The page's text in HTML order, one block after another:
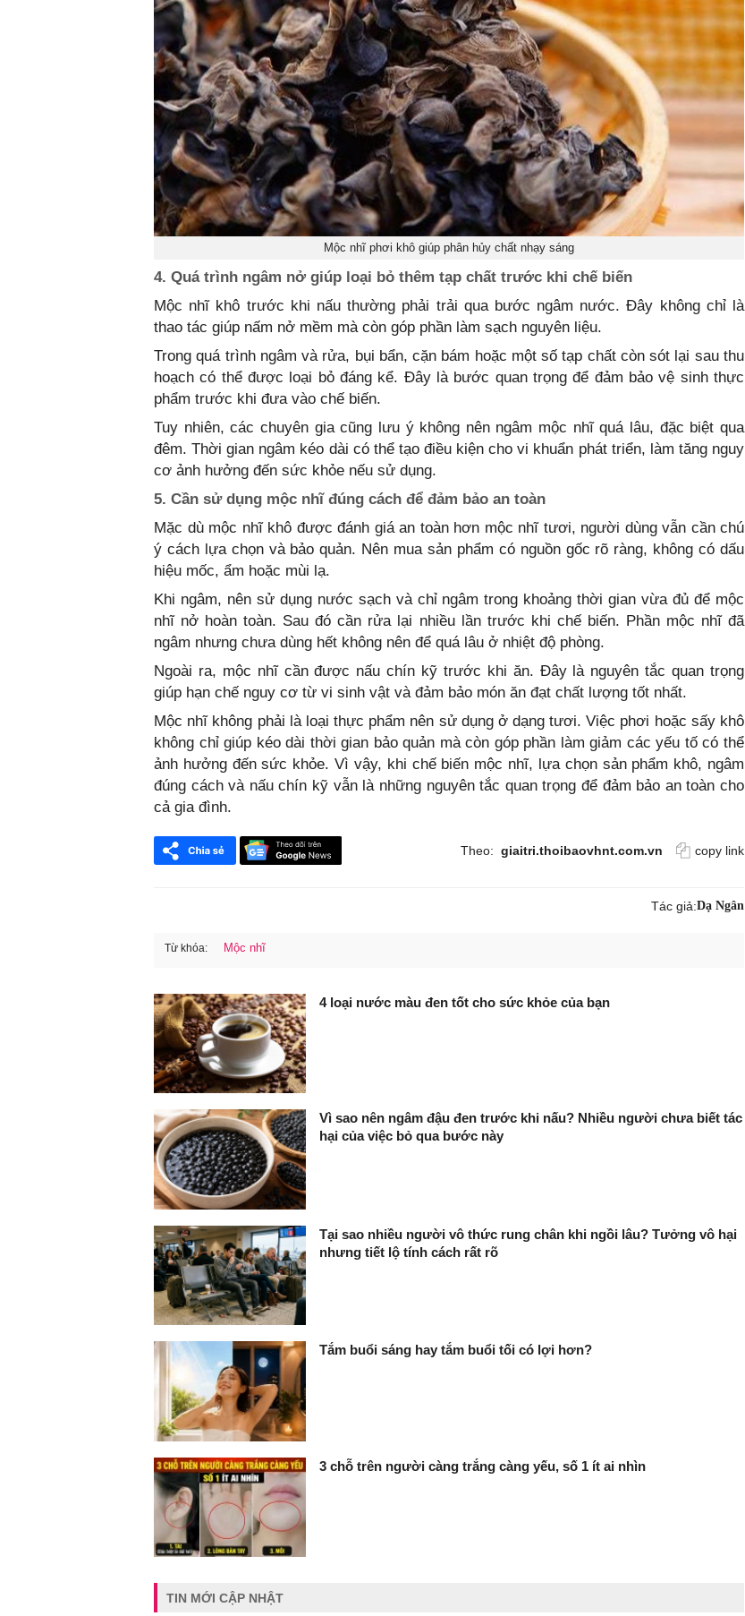
Mộc nhĩ phơi khô giúp phân hủy chất nhạy sáng
4. Quá trình ngâm nở giúp loại bỏ thêm tạp chất trước khi chế biến
Mộc nhĩ khô trước khi nấu thường phải trải qua bước ngâm nước. Đây không chỉ là
thao tác giúp nấm nở mềm mà còn góp phần làm sạch nguyên liệu.
Trong quá trình ngâm và rửa, bụi bẩn, cặn bám hoặc một số tạp chất còn sót lại sau thu
hoạch có thể được loại bỏ đáng kể. Đây là bước quan trọng để đảm bảo vệ sinh thực
phẩm trước khi đưa vào chế biến.
Tuy nhiên, các chuyên gia cũng lưu ý không nên ngâm mộc nhĩ quá lâu, đặc biệt qua
đêm. Thời gian ngâm kéo dài có thể tạo điều kiện cho vi khuẩn phát triển, làm tăng nguy
cơ ảnh hưởng đến sức khỏe nếu sử dụng.
5. Cần sử dụng mộc nhĩ đúng cách để đảm bảo an toàn
Mặc dù mộc nhĩ khô được đánh giá an toàn hơn mộc nhĩ tươi, người dùng vẫn cần chú
ý cách lựa chọn và bảo quản. Nên mua sản phẩm có nguồn gốc rõ ràng, không có dấu
hiệu mốc, ẩm hoặc mùi lạ.
Khi ngâm, nên sử dụng nước sạch và chỉ ngâm trong khoảng thời gian vừa đủ để mộc
nhĩ nở hoàn toàn. Sau đó cần rửa lại nhiều lần trước khi chế biến. Phần mộc nhĩ đã
ngâm nhưng chưa dùng hết không nên để quá lâu ở nhiệt độ phòng.
Ngoài ra, mộc nhĩ cần được nấu chín kỹ trước khi ăn. Đây là nguyên tắc quan trọng
giúp hạn chế nguy cơ từ vi sinh vật và đảm bảo món ăn đạt chất lượng tốt nhất.
Mộc nhĩ không phải là loại thực phẩm nên sử dụng ở dạng tươi. Việc phơi hoặc sấy khô
không chỉ giúp kéo dài thời gian bảo quản mà còn góp phần làm giảm các yếu tố có thể
ảnh hưởng đến sức khỏe. Vì vậy, khi chế biến mộc nhĩ, lựa chọn sản phẩm khô, ngâm
đúng cách và nấu chín kỹ vẫn là những nguyên tắc quan trọng để đảm bảo an toàn cho
cả gia đình.
Theo: giaitri.thoibaovhnt.com.vn copy link
Tác giả:Dạ Ngân
Từ khóa: Mộc nhĩ
4 loại nước màu đen tốt cho sức khỏe của bạn
Vì sao nên ngâm đậu đen trước khi nấu? Nhiều người chưa biết tác
hại của việc bỏ qua bước này
Tại sao nhiều người vô thức rung chân khi ngồi lâu? Tưởng vô hại
nhưng tiết lộ tính cách rất rõ
Tắm buổi sáng hay tắm buổi tối có lợi hơn?
3 chỗ trên người càng trắng càng yếu, số 1 ít ai nhìn
TIN MỚI CẬP NHẬT